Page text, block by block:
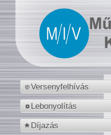
Versenyfelhívás
Lebonyolítás
Díjazás